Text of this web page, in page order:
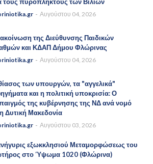
Αυγούστου 04, 2026
της Διεύθυνσης Παιδικών
και ΚΔΑΠ Δήμου Φλώρινας
Αυγούστου 04, 2026
των υπουργών, τα "αγγελικά"
και η πολιτική υποκρισία: Ο
της κυβέρνησης της ΝΔ ανά νομό
Δυτική Μακεδονία
Αυγούστου 03, 2026
εξωκκλησιού Μεταμορφώσεως του
στο Ύψωμα 1020 (Φλώρινα)